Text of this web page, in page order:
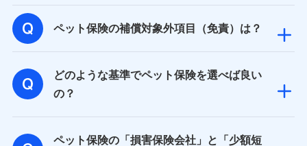
【共同して利用される利用データの項目】
当社又は株式会社NTTドコモがサービス提供等を通じて
基本情報
氏名、電話番号、メールアドレス、お客さまの識別子、属
性、連絡先、dポイントサービスのご利用に関する情報。例
として、dポイントカード番号、性別、年齢、家族構成、住
利用情報
ペット保険の補償対象外項目（免責）は？
どのような基準でペット保険を選べば良い
の？
ペット保険の「損害保険会社」と「少額短